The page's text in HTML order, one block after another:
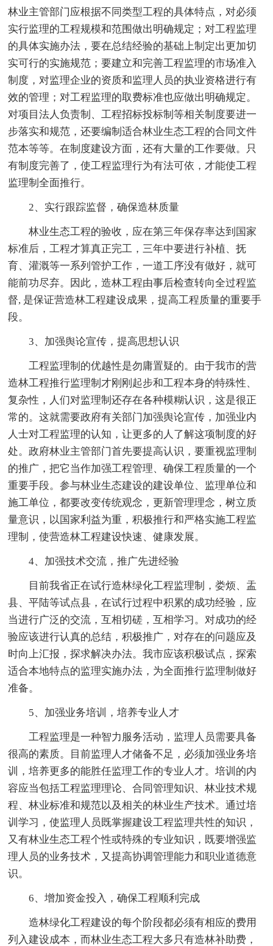
林业主管部门应根据不同类型工程的具体特点，对必须
实行监理的工程规模和范围做出明确规定；对工程监理
的具体实施办法，要在总结经验的基础上制定出更加切
实可行的实施规范；要建立和完善工程监理的市场准入
制度，对监理企业的资质和监理人员的执业资格进行有
效的管理；对工程监理的取费标准也应做出明确规定。
对项目法人负责制、工程招标投标制等相关制度要进一
步落实和规范，还要编制适合林业生态工程的合同文件
范本等等。在制度建设方面，还有大量的工作要做。只
有制度完善了，使工程监理行为有法可依，才能使工程
监理制全面推行。
2、实行跟踪监督，确保造林质量
林业生态工程的验收，应在第三年保存率达到国家
标准后，工程才算真正完工，三年中要进行补植、抚
育、灌溉等一系列管护工作，一道工序没有做好，就可
能前功尽弃。因此，造林工程由事后检查转向全过程监
督, 是保证营造林工程建设成果，提高工程质量的重要手
段。
3、加强舆论宣传，提高思想认识
工程监理制的优越性是勿庸置疑的。由于我市的营
造林工程推行监理制才刚刚起步和工程本身的特殊性、
复杂性，人们对监理制还存在各种模糊认识，这是很正
常的。这就需要政府有关部门加强舆论宣传，加强业内
人士对工程监理的认知，让更多的人了解这项制度的好
处。政府林业主管部门首先要提高认识，要重视监理制
的推广，把它当作加强工程管理、确保工程质量的一个
重要手段。参与林业生态建设的建设单位、监理单位和
施工单位，都要改变传统观念，更新管理理念，树立质
量意识，以国家利益为重，积极推行和严格实施工程监
理制，使营造林工程建设快速、健康发展。
4、加强技术交流，推广先进经验
目前我省正在试行造林绿化工程监理制，娄烦、盂
县、平陆等试点县，在试行过程中积累的成功经验，应
当进行广泛的交流，互相切磋，互相学习。对成功的经
验应该进行认真的总结，积极推广，对存在的问题应及
时向上汇报，探求解决办法。我市应该积极试点，探索
适合本地特点的监理实施办法，为全面推行监理制做好
准备。
5、加强业务培训，培养专业人才
工程监理是一种智力服务活动，监理人员需要具备
很高的素质。目前监理人才储备不足，必须加强业务培
训，培养更多的能胜任监理工作的专业人才。培训的内
容应当包括工程监理理论、合同管理知识、林业技术规
程、林业标准和规范以及相关的林业生产技术。通过培
训学习，使监理人员既掌握建设工程监理共性的知识，
又有林业生态工程个性或特殊的专业知识，既要增强监
理人员的业务技术，又提高协调管理能力和职业道德意
识。
6、增加资金投入，确保工程顺利完成
造林绿化工程建设的每个阶段都必须有相应的费用
列入建设成本，而林业生态工程大多只有造林补助费，